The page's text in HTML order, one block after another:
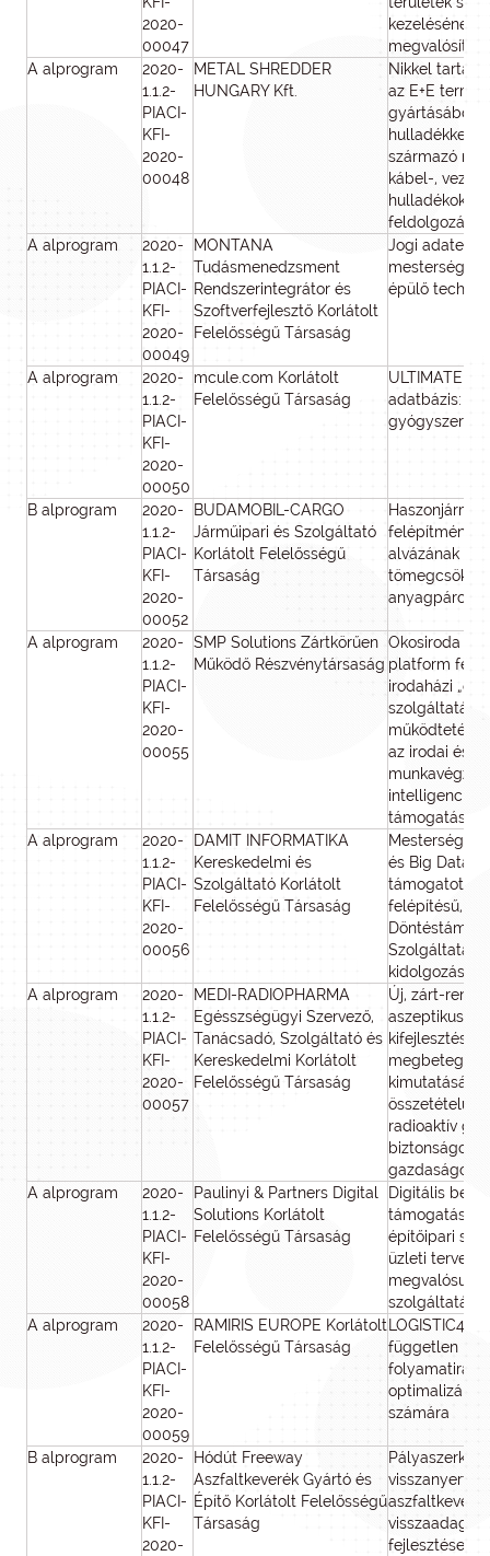
2020-
00047
kezelésének
A alprogram
2020-
1.1.2-
PIACI-
KFI-
2020-
00048
METAL SHREDDER
HUNGARY Kft.
Nikkel
az E+E
gyártásából
származó
kábel-,
hulladékok
A alprogram
2020-
1.1.2-
PIACI-
KFI-
2020-
00049
MONTANA
Tudásmenedzsment
Rendszerintegrátor és
Szoftverfejlesztő Korlátolt
Felelősségű Társaság
Jogi
mesterséges
épülő
A alprogram
2020-
1.1.2-
PIACI-
KFI-
2020-
00050
mcule.com Korlátolt
Felelősségű Társaság
ULTIMATE
adatbázis: új
B alprogram
2020-
1.1.2-
PIACI-
KFI-
2020-
00052
BUDAMOBIL-CARGO
Járműipari és Szolgáltató
Korlátolt Felelősségű
Társaság
alvázának
A alprogram
2020-
1.1.2-
PIACI-
KFI-
2020-
00055
SMP Solutions Zártkörűen
Működő Részvénytársaság
Okosiroda
platform
irodaházi
működtetése
az irodai és
intelligencia
A alprogram
2020-
1.1.2-
PIACI-
KFI-
2020-
00056
DAMIT INFORMATIKA
Kereskedelmi és
Szolgáltató Korlátolt
Felelősségű Társaság
Mesterséges
és Big Data
támogatott,
felépítésű, IT
Szolgáltatási
kidolgozása
A alprogram
2020-
1.1.2-
PIACI-
KFI-
2020-
00057
MEDI-RADIOPHARMA
Egésszségügyi Szervező,
Tanácsadó, Szolgáltató és
Kereskedelmi Korlátolt
Felelősségű Társaság
Új, zárt-
aszeptikus
kifejlesztése
kimutatására
összetételű,
radioaktív
biztonságos
gazdaságos
A alprogram
2020-
1.1.2-
PIACI-
KFI-
2020-
00058
Paulinyi & Partners Digital
Solutions Korlátolt
Felelősségű Társaság
Digitális
támogatás -
építőipari
üzleti
szolgáltatás
A alprogram
2020-
1.1.2-
PIACI-
KFI-
2020-
00059
RAMIRIS EUROPE Korlátolt
Felelősségű Társaság
független
optimalizáló
számára
B alprogram
2020-
1.1.2-
PIACI-
KFI-
2020-
Hódút Freeway
Aszfaltkeverék Gyártó és
Építő Korlátolt Felelősségű
Társaság
visszanyert
fejlesztése